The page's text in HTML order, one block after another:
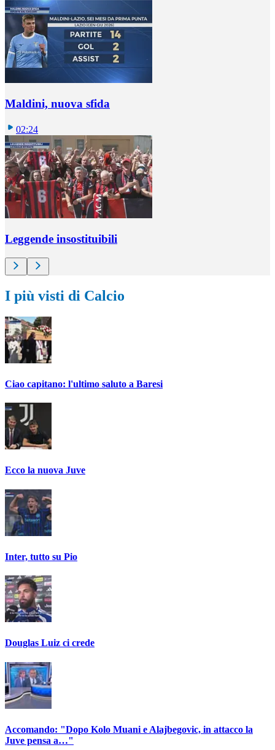
Maldini, nuova sfida
02:24
Leggende insostituibili
I più visti di Calcio
Ciao capitano: l'ultimo saluto a Baresi
Ecco la nuova Juve
Inter, tutto su Pio
Douglas Luiz ci crede
Accomando: "Dopo Kolo Muani e Alajbegovic, in attacco la
Juve pensa a…"